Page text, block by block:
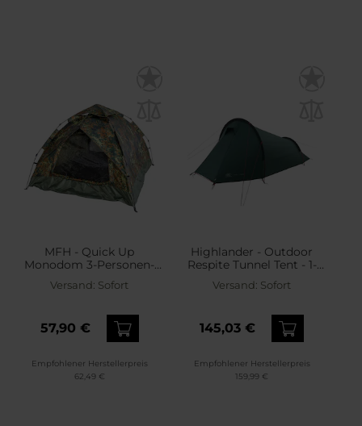
MFH - Quick Up
Monodom 3-Personen-
Zelt - Flecktarn
Versand: Sofort
57,90 €
Empfohlener Herstellerpreis
62,49 €
Highlander - Outdoor
Respite Tunnel Tent - 1-
Personen Zelt - Pine
Green
Versand: Sofort
145,03 €
Empfohlener Herstellerpreis
159,99 €